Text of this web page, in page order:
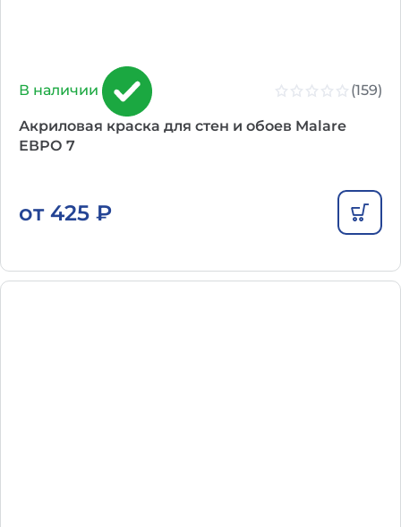
В наличии (159)
Акриловая краска для стен и обоев Malare
ЕВРО 7
от 425 ₽